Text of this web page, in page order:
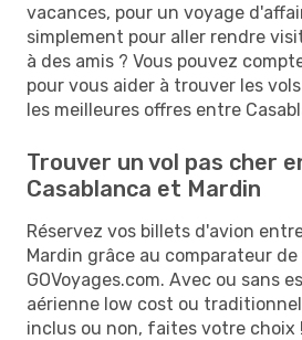
vacances, pour un voyage
simplement pour aller rendre
à des amis ? Vous pouvez
pour vous aider à trouver les
les meilleures offres entre
Trouver un vol pas cher
Casablanca et Mardin
Réservez vos billets d'avion
Mardin grâce au comparateur de
GOVoyages.com. Avec ou sans
aérienne low cost ou
inclus ou non, faites votre choix